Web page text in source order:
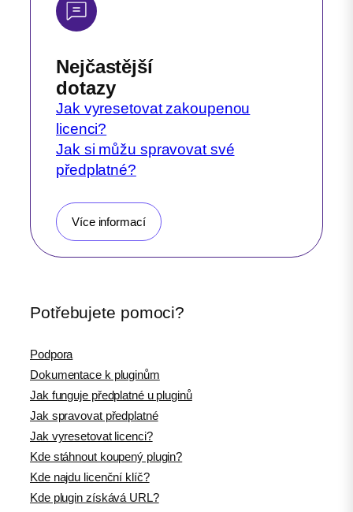
Nejčastější
dotazy
Jak vyresetovat zakoupenou
licenci?
Jak si můžu spravovat své
předplatné?
Více informací
Potřebujete pomoci?
Podpora
Dokumentace k pluginům
Jak funguje předplatné u pluginů
Jak spravovat předplatné
Jak vyresetovat licenci?
Kde stáhnout koupený plugin?
Kde najdu licenční klíč?
Kde plugin získává URL?